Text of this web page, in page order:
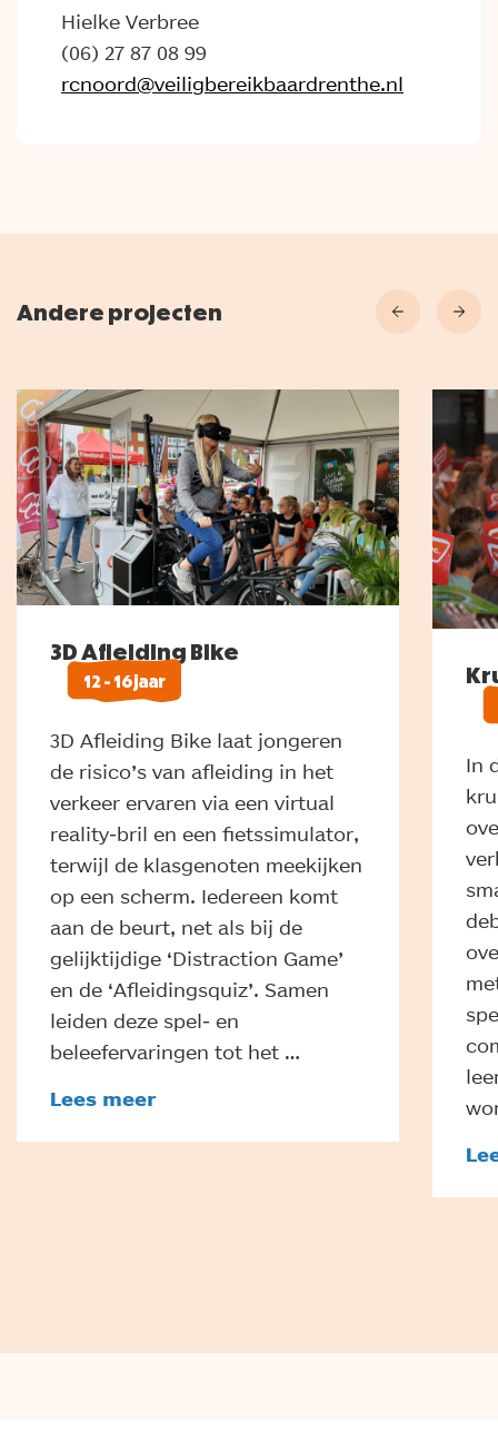
Hielke Verbree
(06) 27 87 08 99
rcnoord@veiligbereikbaardrenthe.nl
Andere projecten
3D Afleiding Bike
12 - 16 jaar
3D Afleiding Bike laat jongeren
de risico’s van afleiding in het
verkeer ervaren via een virtual
reality-bril en een fietssimulator,
terwijl de klasgenoten meekijken
op een scherm. Iedereen komt
aan de beurt, net als bij de
gelijktijdige ‘Distraction Game’
en de ‘Afleidingsquiz’. Samen
leiden deze spel- en
beleefervaringen tot het …
Lees meer
In